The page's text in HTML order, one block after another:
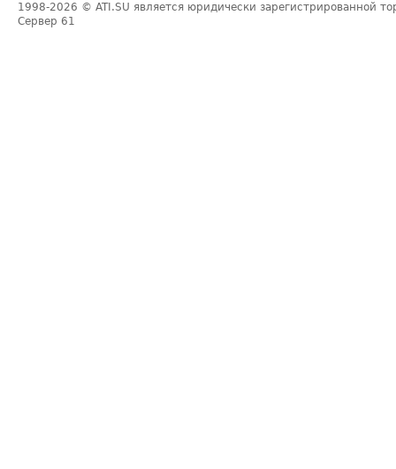
1998-2026 © ATI.SU является юридически зарегистрированной
Сервер 61